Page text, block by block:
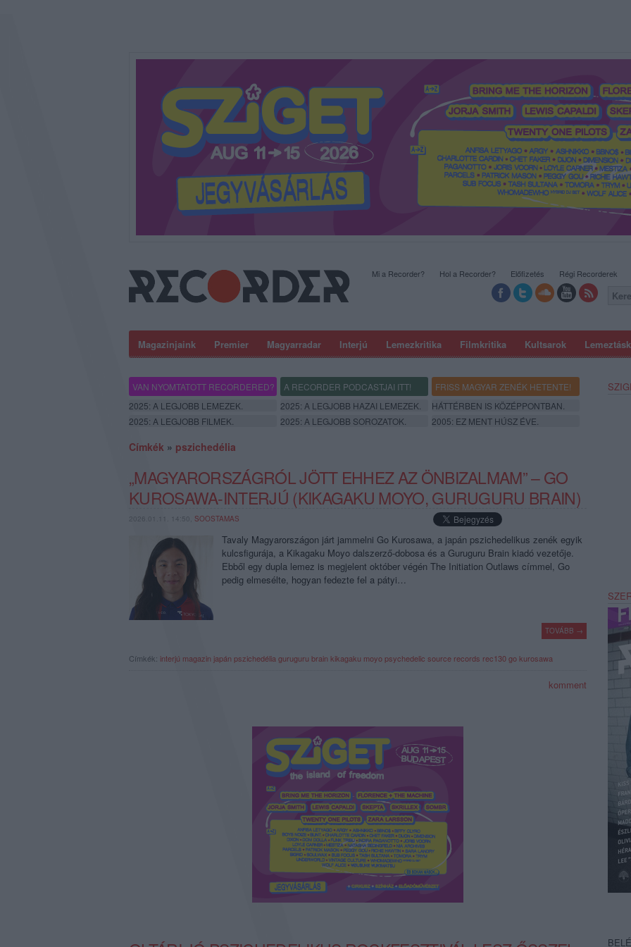
Magazinjaink Premier Magyarradar Interjú Lemezkritika Filmkritika Kultsarok
Mi a Recorder? Hol a Recorder? Előfizetés Régi Recorderek
VAN NYOMTATOTT RECORDERED? A RECORDER PODCASTJAI ITT!
FRISS MAGYAR ZENÉK HETENTE!
2025: A LEGJOBB LEMEZEK.
2025: A LEGJOBB HAZAI LEMEZEK.
HÁTTÉRBEN IS KÖZÉPPONTBAN.
2025: A LEGJOBB FILMEK.
2025: A LEGJOBB SOROZATOK. 2005: EZ MENT HÚSZ ÉVE.
Címkék » pszichedélia
„MAGYARORSZÁGRÓL JÖTT EHHEZ AZ ÖNBIZALMAM” – GO
KUROSAWA-INTERJÚ (KIKAGAKU MOYO, GURUGURU BRAIN)
2026.01.11. 14:50, SOOSTAMAS
Tavaly Magyarországon járt jammelni Go Kurosawa, a japán pszichedelikus zenék egyik
kulcsfigurája, a Kikagaku Moyo dalszerző-dobosa és a Guruguru Brain kiadó vezetője.
Ebből egy dupla lemez is megjelent október végén The Initiation Outlaws címmel, Go
pedig elmesélte, hogyan fedezte fel a pátyi…
TOVÁBB →
Címkék: interjú magazin japán pszichedélia guruguru brain kikagaku moyo psychedelic source records rec130go kurosawa
komment